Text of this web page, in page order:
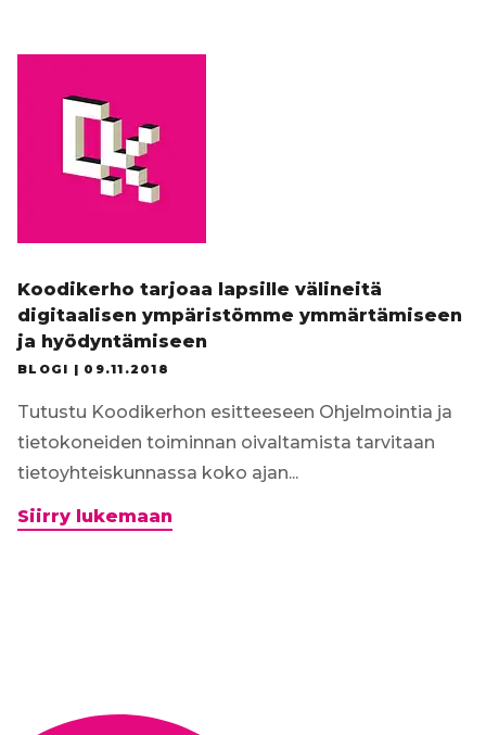
ennen
II
selvitys
julkaistiin
18.5.2020
Koodikerho tarjoaa lapsille välineitä
digitaalisen ympäristömme ymmärtämiseen
ja hyödyntämiseen
BLOGI | 09.11.2018
Tutustu Koodikerhon esitteeseen Ohjelmointia ja
tietokoneiden toiminnan oivaltamista tarvitaan
tietoyhteiskunnassa koko ajan...
Siirry lukemaan
hyödyntämiseen